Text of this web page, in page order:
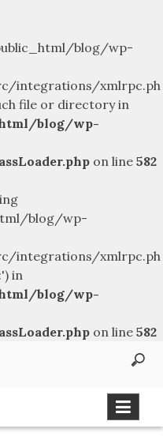
blog/wp-
integrations/xmlrpc.ph
file or directory in
blog/wp-
on line 582
blog/wp-
integrations/xmlrpc.ph
in
blog/wp-
on line 582